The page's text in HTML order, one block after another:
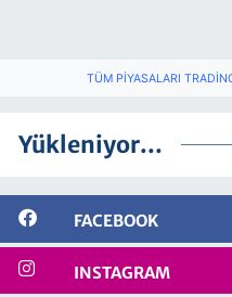
TÜM PIYASALARI
Yükleniyor...
FACEBOOK
INSTAGRAM